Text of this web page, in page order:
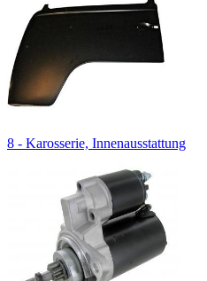
8 - Karosserie, Innenausstattung